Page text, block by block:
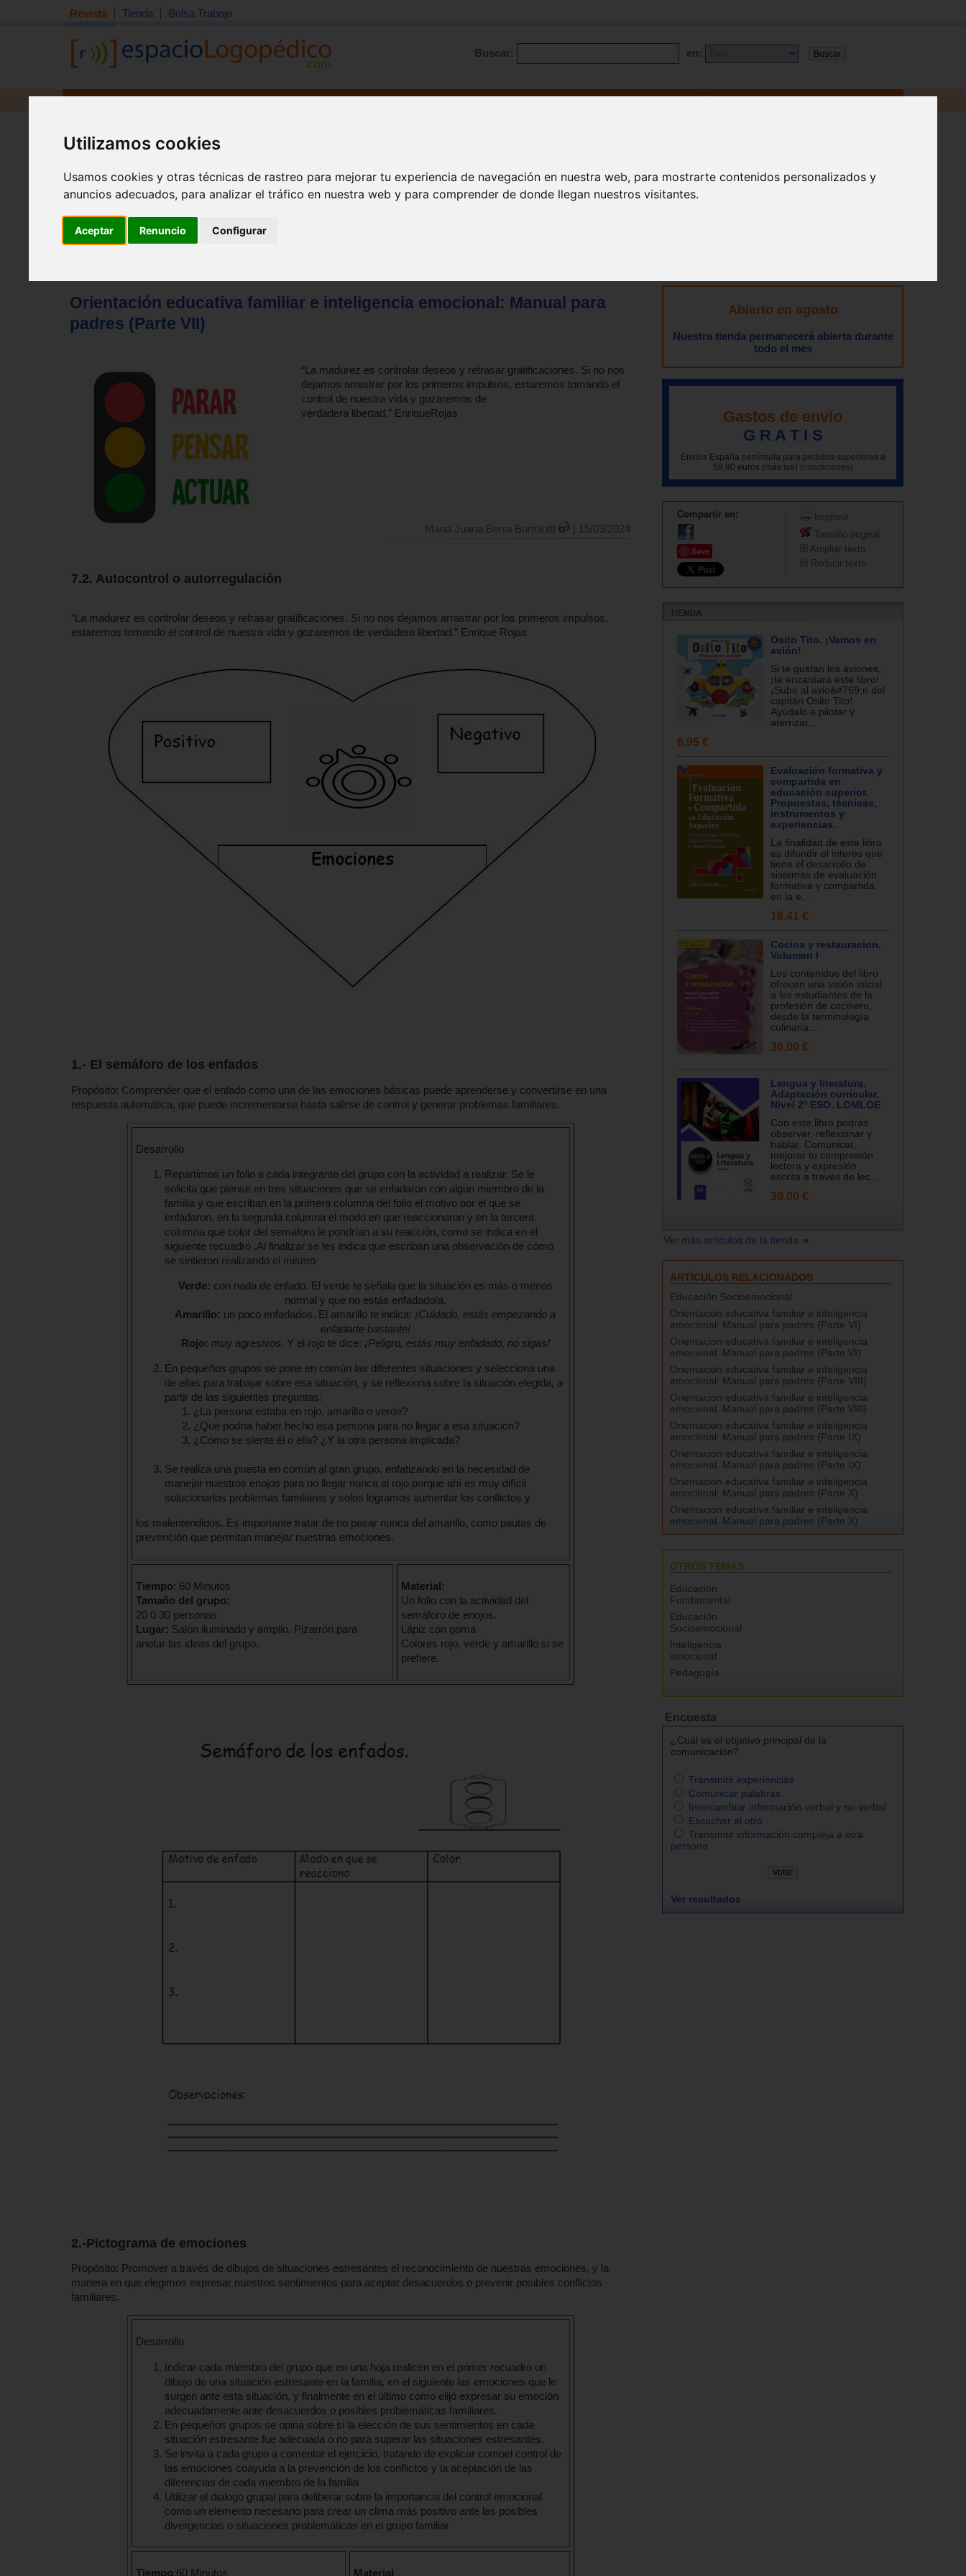
Utilizamos cookies
Usamos cookies y otras técnicas de rastreo para mejorar tu experiencia de navegación en nuestra web, para mostrarte contenidos personalizados y
anuncios adecuados, para analizar el tráfico en nuestra web y para comprender de donde llegan nuestros visitantes.
Aceptar Renuncio Configurar
Revista Tienda Bolsa Trabajo
Buscar: en:
Inicio>Revista
Orientación educativa familiar e inteligencia emocional: Manual para
padres (Parte VII)
“La madurez es controlar deseos y retrasar gratificaciones. Si no nos
dejamos arrastrar por los primeros impulsos, estaremos tomando el
control de nuestra vida y gozaremos de
verdadera libertad.” EnriqueRojas
Maria Juana Berra Bortolotti | 15/03/2024
7.2. Autocontrol o autorregulación
“La madurez es controlar deseos y retrasar gratificaciones. Si no nos dejamos arrastrar por los primeros impulsos,
estaremos tomando el control de nuestra vida y gozaremos de verdadera libertad.” Enrique Rojas
1.- El semáforo de los enfados
Propósito: Comprender que el enfado como una de las emociones básicas puede aprenderse y convertirse en una
respuesta automática, que puede incrementarse hasta salirse de control y generar problemas familiares.
Desarrollo
Repartimos un folio a cada integrante del grupo con la actividad a realizar. Se le
solicita que piense en tres situaciones que se enfadaron con algún miembro de la
familia y que escriban en la primera columna del folio el motivo por el que se
enfadaron, en la segunda columna el modo en que reaccionaron y en la tercera
columna que color del semáforo le pondrían a su reacción, como se indica en el
siguiente recuadro .Al finalizar se les indica que escriban una observación de cómo
se sintieron realizando el mismo
Verde: con nada de enfado. El verde te señala que la situación es más o menos
normal y que no estás enfadado/a.
Amarillo: un poco enfadados. El amarillo te indica: ¡Cuidado, estás empezando a
enfadarte bastante!
Rojo: muy agresivos. Y el rojo te dice: ¡Peligro, estás muy enfadado, no sigas!
En pequeños grupos se pone en común las diferentes situaciones y selecciona una
de ellas para trabajar sobre esa situación, y se reflexiona sobre la situación elegida, a
partir de las siguientes preguntas:
¿La persona estaba en rojo, amarillo o verde?
¿Qué podría haber hecho esa persona para no llegar a esa situación?
¿Cómo se siente él o ella? ¿Y la otra persona implicada?
Se realiza una puesta en común al gran grupo, enfatizando en la necesidad de
manejar nuestros enojos para no llegar nunca al rojo porque ahí es muy difícil
solucionarlos problemas familiares y solos logramos aumentar los conflictos y
los malentendidos. Es importante tratar de no pasar nunca del amarillo, como pautas de
prevención que permitan manejar nuestras emociones.
Tiempo: 60 Minutos
Tamaño del grupo:
20 0 30 personas
Lugar: Salón iluminado y amplio. Pizarrón para
anotar las ideas del grupo.
Material:
Un folio con la actividad del
semáforo de enojos.
Lápiz con goma
Colores rojo, verde y amarillo si se
prefiere.
2.-Pictograma de emociones
Propósito: Promover a través de dibujos de situaciones estresantes el reconocimiento de nuestras emociones, y la
manera en que elegimos expresar nuestros sentimientos para aceptar desacuerdos o prevenir posibles conflictos
familiares.
Desarrollo
Indicar cada miembro del grupo que en una hoja realicen en el primer recuadro un
dibujo de una situación estresante en la familia, en el siguiente las emociones que le
surgen ante esta situación, y finalmente en el último como elijó expresar su emoción
adecuadamente ante desacuerdos o posibles problemáticas familiares.
En pequeños grupos se opina sobre si la elección de sus sentimientos en cada
situación estresante fue adecuada o no para superar las situaciones estresantes.
Se invita a cada grupo a comentar el ejercicio, tratando de explicar comoel control de
las emociones coayuda a la prevención de los conflictos y la aceptación de las
diferencias de cada miembro de la familia
Utilizar el dialogo grupal para deliberar sobre la importancia del control emocional
como un elemento necesario para crear un clima más positivo ante las posibles
divergencias o situaciones problemáticas en el grupo familiar
Tiempo:60 Minutos Material
Abierto en agosto
Nuestra tienda permanecerá abierta durante
todo el mes
Gastos de envío
G R A T I S
Envíos España península para pedidos superiores a
59,90 euros (más iva) (condiciones)
Compartir en:
Save
Imprimir
Tamaño original
Ampliar texto
Reducir texto
Osito Tito. ¡Vamos en
avión!
Si te gustan los aviones,
¡te encantará este libro!
¡Sube al avio&#769;n del
capitán Osito Tito!
Ayúdalo a pilotar y
aterrizar...
6.95 €
Evaluación formativa y
compartida en
educación superior.
Propuestas, técnicas,
instrumentos y
experiencias.
La finalidad de este libro
es difundir el interés que
tiene el desarrollo de
sistemas de evaluación
formativa y compartida
en la e...
18.41 €
Cocina y restauracion.
Volumen I
Los contenidos del libro
ofrecen una visión inicial
a los estudiantes de la
profesión de cocinero,
desde la terminología
culinaria...
36.00 €
Lengua y literatura.
Adaptación curricular.
Nivel 2º ESO. LOMLOE
Con este libro podrás
observar, reflexionar y
hablar. Comunicar,
mejorar tu compresión
lectora y expresión
escrita a través de lec...
39.00 €
Ver más artículos de la tienda
ARTÍCULOS RELACIONADOS
Educación Socioemocional
Orientación educativa familiar e inteligencia
emocional: Manual para padres (Parte VI)
Orientación educativa familiar e inteligencia
emocional: Manual para padres (Parte VI)
Orientación educativa familiar e inteligencia
emocional: Manual para padres (Parte VIII)
Orientación educativa familiar e inteligencia
emocional: Manual para padres (Parte VIII)
Orientación educativa familiar e inteligencia
emocional: Manual para padres (Parte IX)
Orientación educativa familiar e inteligencia
emocional: Manual para padres (Parte IX)
Orientación educativa familiar e inteligencia
emocional: Manual para padres (Parte X)
Orientación educativa familiar e inteligencia
emocional: Manual para padres (Parte X)
OTROS TEMAS
Educación
Fundamental
Educación
Socioemocional
Inteligencia
emocional
Pedagogía
Encuesta
¿Cuál es el objetivo principal de la
comunicación?
Transmitir experiencias
Comunicar palabras
Intercambiar información verbal y no verbal
Escuchar al otro
Transmitir información compleja a otra
persona
Ver resultados